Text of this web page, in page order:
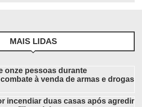
MAIS LIDAS
onze pessoas durante
à venda de armas e drogas
incendiar duas casas após agredir